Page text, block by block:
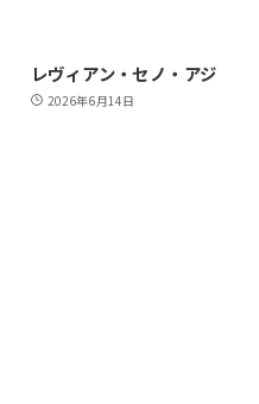
レヴィアン・セノ・アジ
2026年6月14日